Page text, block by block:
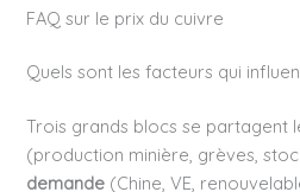
FAQ sur le prix du cuivre
Quels sont les facteurs qui
Trois grands blocs se partagent
(production minière, grèves,
demande (Chine, VE,